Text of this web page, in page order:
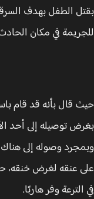
الطفل بهدف السرقة،
في مكان الحادث.
قال بأنه قد قام
توصيله إلى أحد
وصوله إلى هناك
عنقه لغرض خنقه، حتى
وفر هاربًا.